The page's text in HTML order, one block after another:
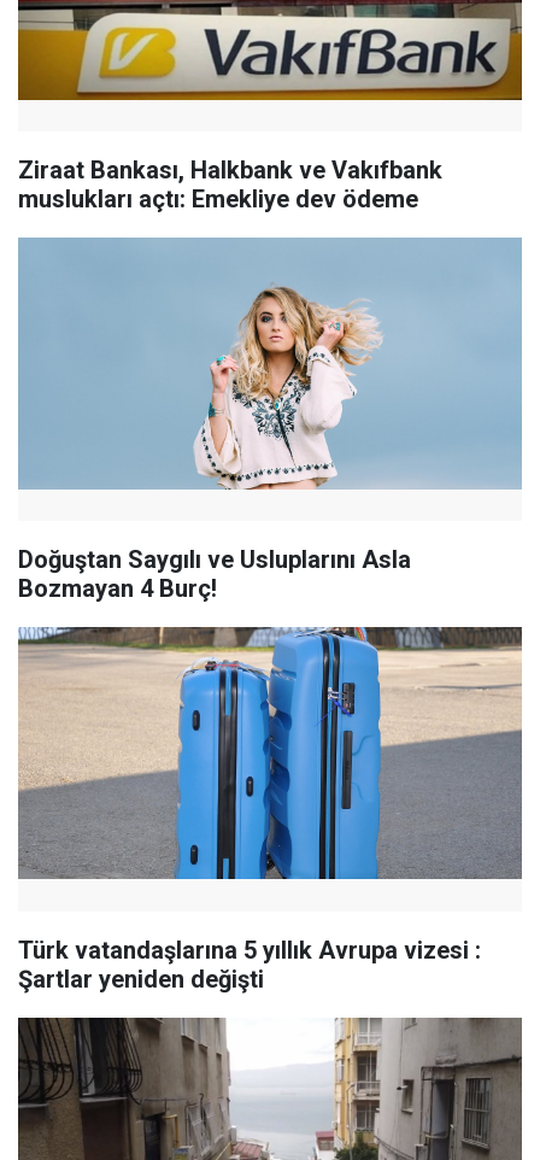
Ziraat Bankası, Halkbank ve Vakıfbank
muslukları açtı: Emekliye dev ödeme
Doğuştan Saygılı ve Usluplarını Asla
Bozmayan 4 Burç!
Türk vatandaşlarına 5 yıllık Avrupa vizesi :
Şartlar yeniden değişti